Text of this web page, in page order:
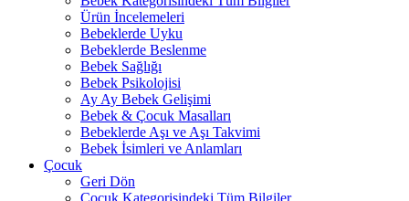
Ürün İncelemeleri
Bebeklerde Uyku
Bebeklerde Beslenme
Bebek Sağlığı
Bebek Psikolojisi
Ay Ay Bebek Gelişimi
Bebek & Çocuk Masalları
Bebeklerde Aşı ve Aşı Takvimi
Bebek İsimleri ve Anlamları
Çocuk
Geri Dön
Çocuk Kategorisindeki Tüm Bilgiler